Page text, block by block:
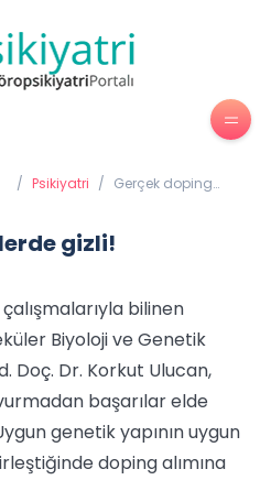
/ Psikiyatri / Gerçek doping
gizli!
bilinen
Biyoloji ve Genetik
Doç. Dr. Korkut Ulucan,
başarılar elde
genetik yapının uygun
doping alımına